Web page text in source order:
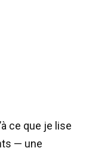
ce que je lise
— une